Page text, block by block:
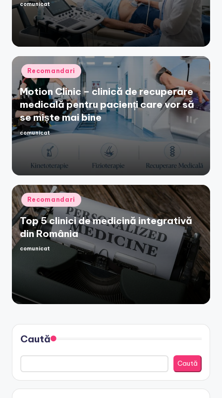
Posted
by
comunicat
Posted
in
Recomandari
Motion Clinic – clinică de recuperare
medicală pentru pacienți care vor să
se miște mai bine
Posted
by
comunicat
Posted
in
Recomandari
Top 5 clinici de medicină integrativă
din România
Posted
comunicat
Caută
Caută